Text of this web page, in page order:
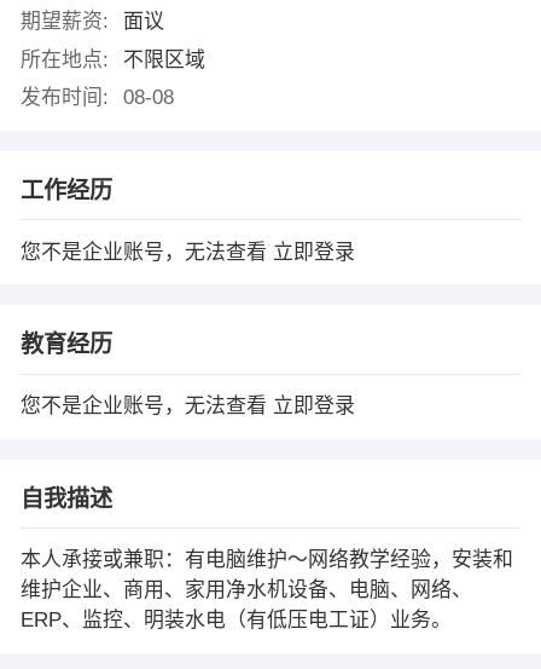
期望薪资:
面议
所在地点:
不限区域
发布时间:
08-08
工作经历
您不是企业账号，无法查看 立即登录
教育经历
您不是企业账号，无法查看 立即登录
自我描述
本人承接或兼职：有电脑维护～网络教学经验，安装和
维护企业、商用、家用净水机设备、电脑、网络、
ERP、监控、明装水电（有低压电工证）业务。